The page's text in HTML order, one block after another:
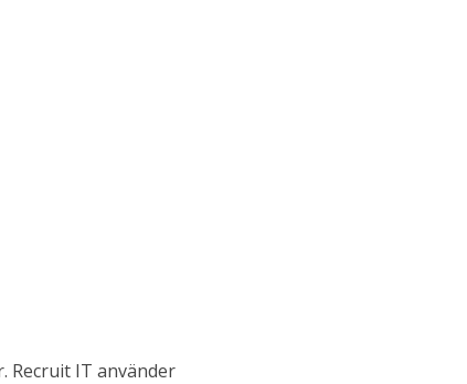
Recruit IT använder